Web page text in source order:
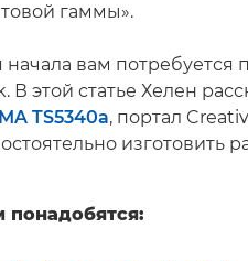
гаммы».
начала вам потребуется
В этой статье Хелен
TS5340a, портал
понадобятся: